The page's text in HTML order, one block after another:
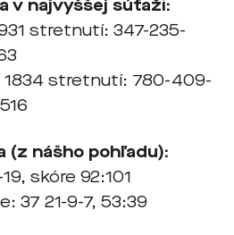
v najvyššej súťaži:
stretnutí: 347-235-
1834 stretnutí: 780-409-
(z nášho pohľadu):
skóre 92:101
37 21-9-7, 53:39